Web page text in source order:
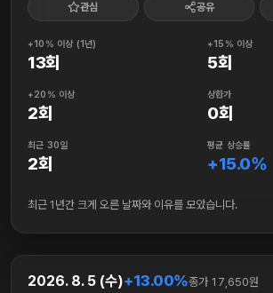
관심 공유
+10% 이상 (1년)
13회
+15% 이상
5회
+20% 이상
2회
상한가
0회
최근 30일
2회
평균 상승률
+15.0%
최근 1년간 크게 오른 날짜와 이유를 모았습니다.
2026. 8. 5 (수)+13.00%종가 17,650원